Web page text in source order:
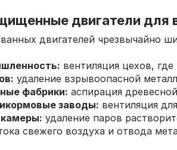
двигатели для
двигателей чрезвычайно
вентиляция цехов,
удаление взрывоопасной
фабрики: аспирация
заводы: вентиляция
камеры: удаление паров
свежего воздуха и отвода